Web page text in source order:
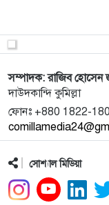
9
সাংবাদিক
অভিযোগে
10
কুমিল্লায়
11
12
সম্পাদক: রাজিব হোসেন
দাউদকান্দি কুমিল্লা
ফোনঃ +880 1822-
সোশ্যাল মিডিয়া